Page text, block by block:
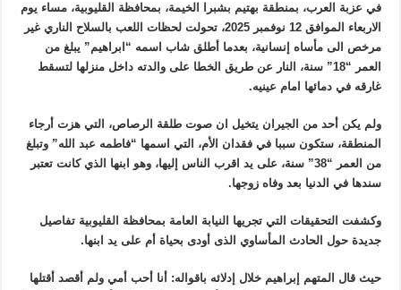
في عزبة العرب، بمنطقة بهتيم بشبرا الخيمة، بمحافظة القليوبية، مساء يوم
الاربعاء الموافق 12 نوفمبر 2025، تحولت لحظات اللعب بالسلاح الناري غير
مرخص الى مأساه إنسانية، بعدما أطلق شاب اسمه “ابراهيم” يبلغ من
العمر “18” سنة، النار عن طريق الخطا على والدته داخل منزلها لتسقط
غارقه في دمائها امام عينيه.
ولم يكن أحد من الجيران يتخيل ان صوت طلقة الرصاص، التي هزت أرجاء
المنطقة، ستكون سببا في فقدان الأم، التي اسمها “فاطمه عبد الله” وتبلغ
من العمر “38” سنة، على يد اقرب الناس إليها، وهو ابنها الذي كانت تعتبر
سندها في الدنيا بعد وفاه زوجها.
وكشفت التحقيقات التي تجريها النيابة العامة بمحافظة القليوبية تفاصيل
جديدة حول الحادث المأساوي الذى أودى بحياة أم على يد ابنها.
حيث قال المتهم إبراهيم خلال إدلائه باقواله: أنا أحب أمي ولم أقصد أقتلها